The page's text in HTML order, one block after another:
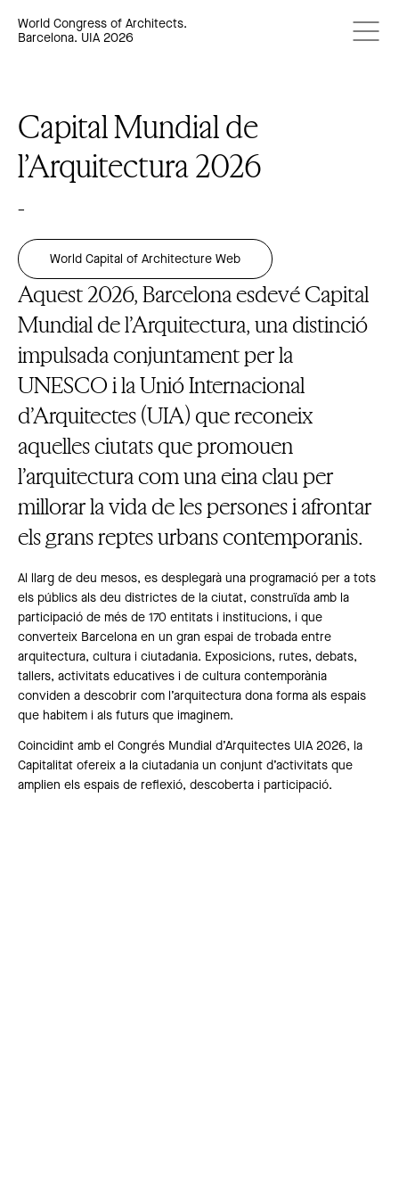
World Congress of Architects.
Barcelona. UIA 2026
Capital Mundial de
l’Arquitectura 2026
–
World Capital of Architecture Web
Aquest 2026, Barcelona esdevé Capital
Mundial de l’Arquitectura, una distinció
impulsada conjuntament per la
UNESCO i la Unió Internacional
d’Arquitectes (UIA) que reconeix
aquelles ciutats que promouen
l’arquitectura com una eina clau per
millorar la vida de les persones i afrontar
els grans reptes urbans contemporanis.
Al llarg de deu mesos, es desplegarà una programació per a tots
els públics als deu districtes de la ciutat, construïda amb la
participació de més de 170 entitats i institucions, i que
converteix Barcelona en un gran espai de trobada entre
arquitectura, cultura i ciutadania. Exposicions, rutes, debats,
tallers, activitats educatives i de cultura contemporània
conviden a descobrir com l’arquitectura dona forma als espais
que habitem i als futurs que imaginem.
Coincidint amb el Congrés Mundial d’Arquitectes UIA 2026, la
Capitalitat ofereix a la ciutadania un conjunt d’activitats que
amplien els espais de reflexió, descoberta i participació.